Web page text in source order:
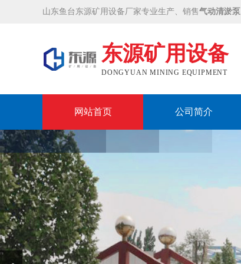
山东鱼台东源矿用设备厂家专业生产、销售气动清淤泵
东源矿用设备
DONGYUAN MINING EQUIPMENT
网站首页 公司简介
Prev